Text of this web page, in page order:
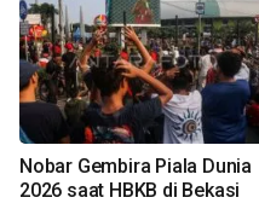
Nobar Gembira Piala Dunia
2026 saat HBKB di Bekasi